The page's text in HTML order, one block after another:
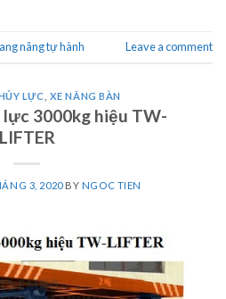
nâng tự hành Leave a comment
LỰC XE NÂNG BÀN
3000kg hiệu TW-
LIFTER
3, 2020BY NGOC TIEN